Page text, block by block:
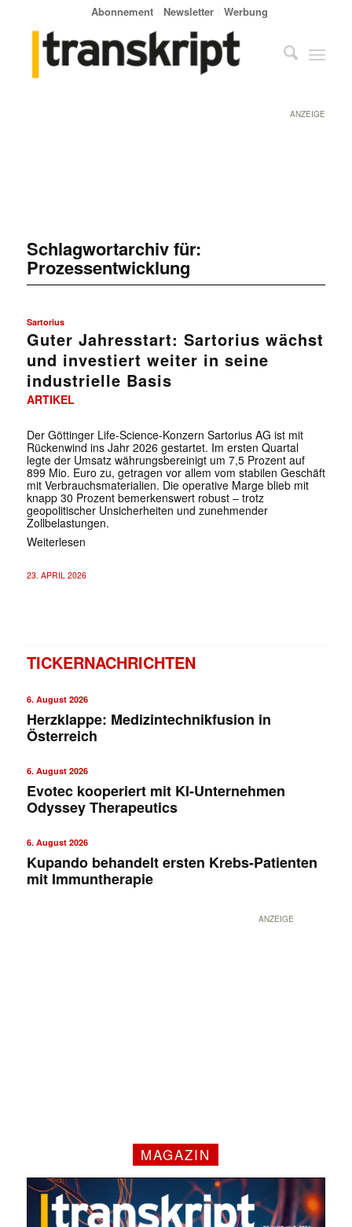
Abonnement Newsletter Werbung
ANZEIGE
Schlagwortarchiv für:
Prozessentwicklung
Sartorius
Guter Jahresstart: Sartorius wächst
und investiert weiter in seine
industrielle Basis
ARTIKEL
Der Göttinger Life-Science-Konzern Sartorius AG ist mit
Rückenwind ins Jahr 2026 gestartet. Im ersten Quartal
legte der Umsatz währungsbereinigt um 7,5 Prozent auf
899 Mio. Euro zu, getragen vor allem vom stabilen Geschäft
mit Verbrauchsmaterialien. Die operative Marge blieb mit
knapp 30 Prozent bemerkenswert robust – trotz
geopolitischer Unsicherheiten und zunehmender
Zollbelastungen.
Weiterlesen
23. APRIL 2026
TICKERNACHRICHTEN
6. August 2026
Herzklappe: Medizintechnikfusion in
Österreich
6. August 2026
Evotec kooperiert mit KI-Unternehmen
Odyssey Therapeutics
6. August 2026
Kupando behandelt ersten Krebs-Patienten
mit Immuntherapie
ANZEIGE
MAGAZIN